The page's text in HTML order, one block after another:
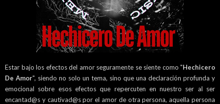
Estar bajo los efectos del amor seguramente se siente como "Hechicero
De Amor", siendo no solo un tema, sino que una declaración profunda y
emocional sobre esos efectos que repercuten en nuestro ser al ser
encantad@s y cautivad@s por el amor de otra persona, aquella persona